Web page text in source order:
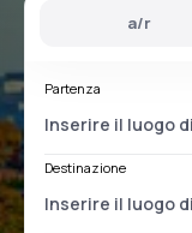
a/r
Partenza
Destinazione